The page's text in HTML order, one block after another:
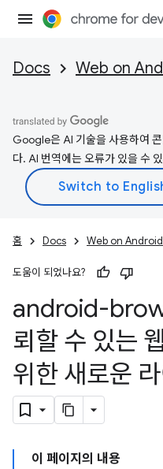
Docs Web on
Google은 AI 기술을 사용하여
다. AI 번역에는 오류가 있을 수
홈 Docs Web on Android
도움이 되었나요?
android-
뢰할 수 있는
위한 새로운
이 페이지의 내용